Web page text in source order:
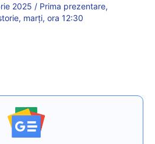
2025 / Prima prezentare,
marți, ora 12:30